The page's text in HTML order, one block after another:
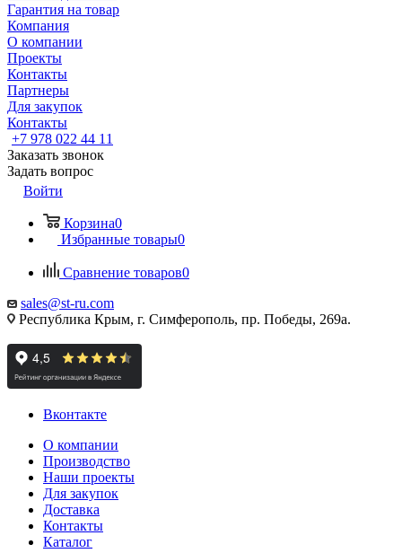
Гарантия на товар
Компания
О компании
Проекты
Контакты
Партнеры
Для закупок
Контакты
+7 978 022 44 11
Заказать звонок
Задать вопрос
Войти
Корзина0
Избранные товары0
Сравнение товаров0
sales@st-ru.com
Республика Крым, г. Симферополь, пр. Победы, 269а.
Вконтакте
О компании
Производство
Наши проекты
Для закупок
Доставка
Контакты
Каталог